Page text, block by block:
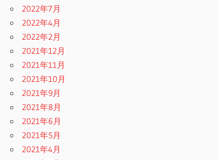
2022年7月
2022年4月
2022年2月
2021年12月
2021年11月
2021年10月
2021年9月
2021年8月
2021年6月
2021年5月
2021年4月